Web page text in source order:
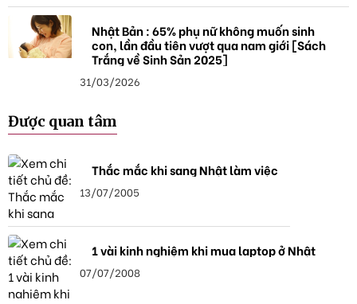
Nhật Bản : 65% phụ nữ không muốn sinh
con, lần đầu tiên vượt qua nam giới [Sách
Trắng về Sinh Sản 2025]
31/03/2026
Được quan tâm
Thắc mắc khi sang Nhật làm việc
13/07/2005
1 vài kinh nghiệm khi mua laptop ở Nhật
07/07/2008